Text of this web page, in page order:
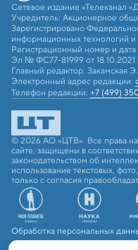
Сетевое издание «Телеканал
Учредитель: Акционерное
Зарегистрировано
информационных технологий
Регистрационный номер и
Эл № ФС77-81999 от 18.10.2021
Главный редактор: Закамская
Электронный адрес редакции:
Телефон редакции: +7 (499)
© 2026 АО «ЦТВ». Все права
сайте, защищены в
законодательством об
использование текстовых,
только с согласия
Обработка персональных